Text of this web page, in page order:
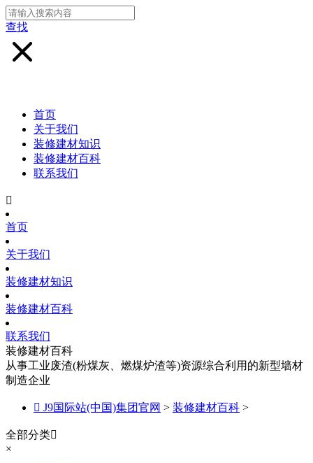
查找
首页
关于我们
装修建材知识
装修建材百科
联系我们

首页
关于我们
装修建材知识
装修建材百科
联系我们
装修建材百科
从事工业废渣(粉煤灰、燃煤炉渣等)资源综合利用的新型墙材
制造企业
 J9国际站(中国)集团官网 > 装修建材百科 >
全部分类
×